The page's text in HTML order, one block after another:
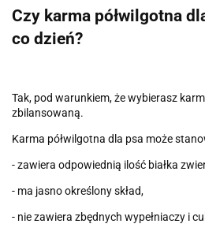
Czy karma półwilgotna
co dzień?
Tak, pod warunkiem, że wybierasz
zbilansowaną.
Karma półwilgotna dla psa może
- zawiera odpowiednią ilość białka
- ma jasno określony skład,
- nie zawiera zbędnych wypełniaczy i